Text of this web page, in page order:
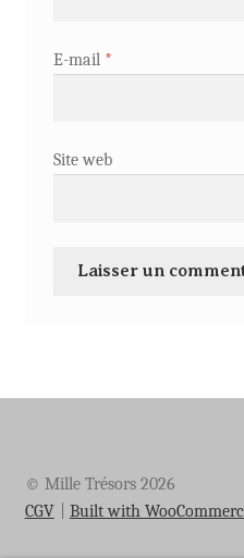
E-mail *
Site web
© Mille Trésors 2026
CGV
Built with